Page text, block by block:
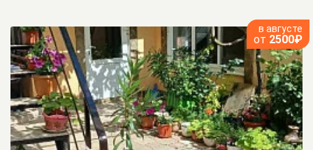
в августе
от 2500₽